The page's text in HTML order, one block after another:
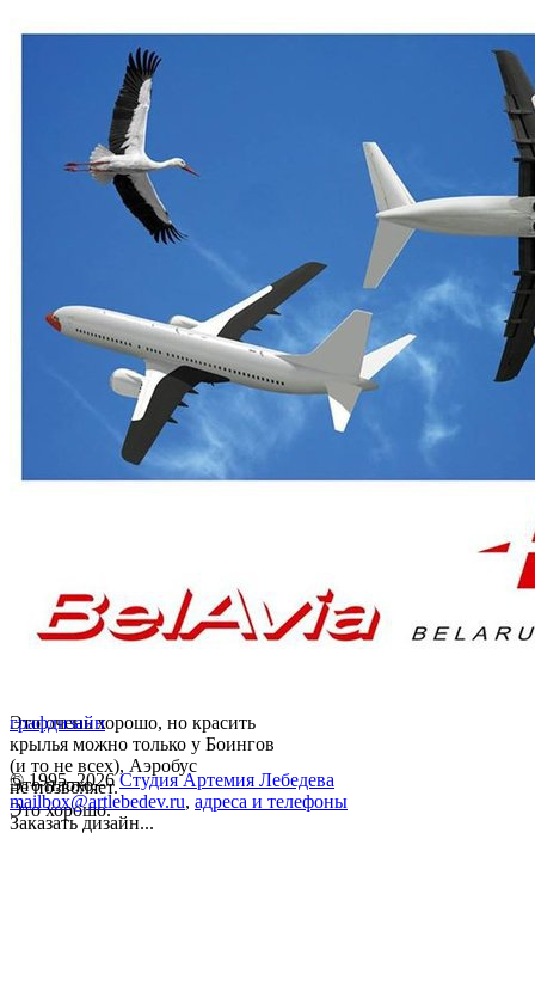
Это очень хорошо, но красить
крылья можно только у Боингов
(и то не всех), Аэробус
не позволяет.
Это плохо.
Это хорошо.
графдизайн
© 1995–2026 Студия Артемия Лебедева
mailbox@artlebedev.ru, адреса и телефоны
Заказать дизайн...